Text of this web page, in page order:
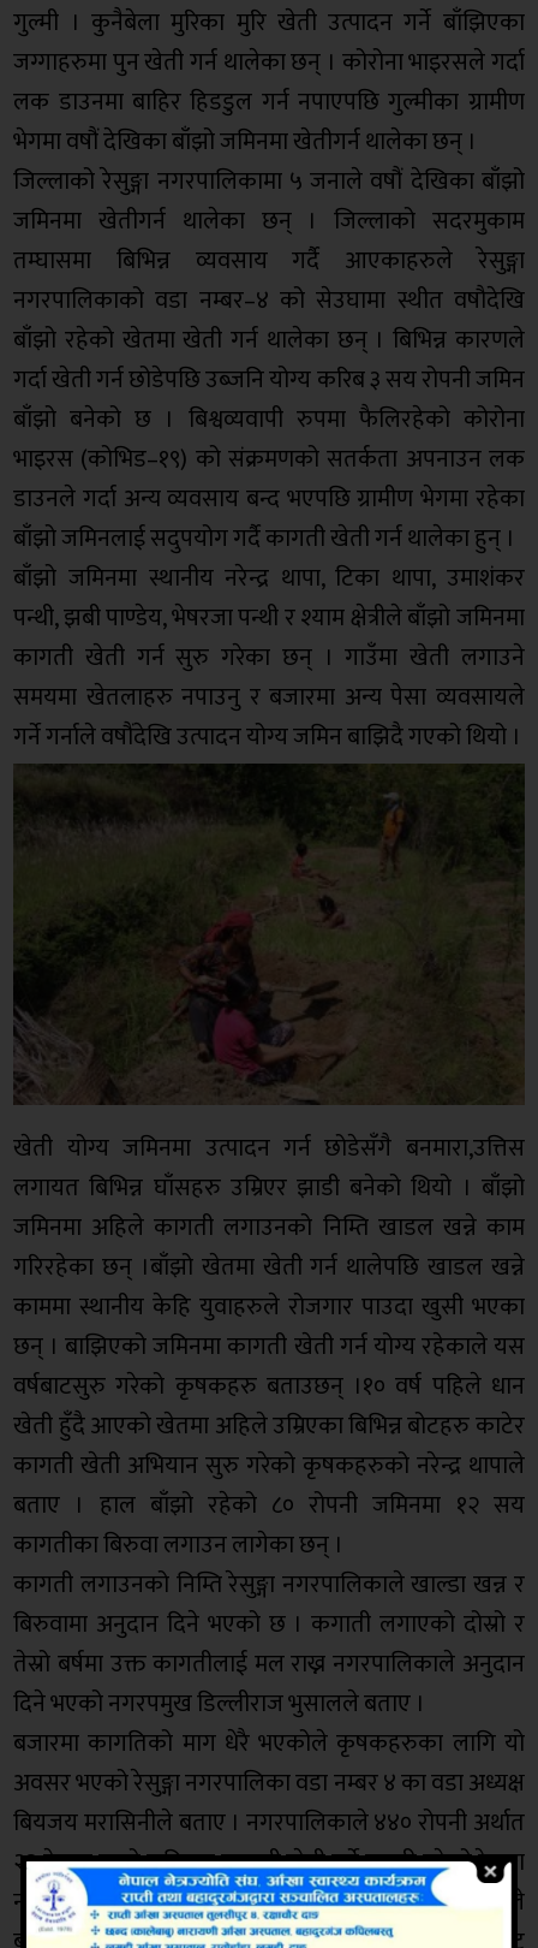
गुल्मी । कुनैबेला मुरिका मुरि खेती उत्पादन गर्ने बाँझिएका
जग्गाहरुमा पुन खेती गर्न थालेका छन् । कोरोना भाइरसले गर्दा
लक डाउनमा बाहिर हिडडुल गर्न नपाएपछि गुल्मीका ग्रामीण
भेगमा वषौं देखिका बाँझो जमिनमा खेतीगर्न थालेका छन् ।
जिल्लाको रेसुङ्गा नगरपालिकामा ५ जनाले वषौं देखिका बाँझो
जमिनमा खेतीगर्न थालेका छन् । जिल्लाको सदरमुकाम
तम्घासमा बिभिन्न व्यवसाय गर्दै आएकाहरुले रेसुङ्गा
नगरपालिकाको वडा नम्बर–४ को सेउघामा स्थीत वषौदेखि
बाँझो रहेको खेतमा खेती गर्न थालेका छन् । बिभिन्न कारणले
गर्दा खेती गर्न छोडेपछि उब्जनि योग्य करिब ३ सय रोपनी जमिन
बाँझो बनेको छ । बिश्वव्यवापी रुपमा फैलिरहेको कोरोना
भाइरस (कोभिड–१९) को संक्रमणको सतर्कता अपनाउन लक
डाउनले गर्दा अन्य व्यवसाय बन्द भएपछि ग्रामीण भेगमा रहेका
बाँझो जमिनलाई सदुपयोग गर्दै कागती खेती गर्न थालेका हुन् ।
बाँझो जमिनमा स्थानीय नरेन्द्र थापा, टिका थापा, उमाशंकर
पन्थी, झबी पाण्डेय, भेषरजा पन्थी र श्याम क्षेत्रीले बाँझो जमिनमा
कागती खेती गर्न सुरु गरेका छन् । गाउँमा खेती लगाउने
समयमा खेतलाहरु नपाउनु र बजारमा अन्य पेसा व्यवसायले
गर्ने गर्नाले वषौंदेखि उत्पादन योग्य जमिन बाझिदै गएको थियो ।
खेती योग्य जमिनमा उत्पादन गर्न छोडेसँगै बनमारा,उत्तिस
लगायत बिभिन्न घाँसहरु उम्रिएर झाडी बनेको थियो । बाँझो
जमिनमा अहिले कागती लगाउनको निम्ति खाडल खन्ने काम
गरिरहेका छन् ।बाँझो खेतमा खेती गर्न थालेपछि खाडल खन्ने
काममा स्थानीय केहि युवाहरुले रोजगार पाउदा खुसी भएका
छन् । बाझिएको जमिनमा कागती खेती गर्न योग्य रहेकाले यस
वर्षबाटसुरु गरेको कृषकहरु बताउछन् ।१० वर्ष पहिले धान
खेती हुँदै आएको खेतमा अहिले उम्रिएका बिभिन्न बोटहरु काटेर
कागती खेती अभियान सुरु गरेको कृषकहरुको नरेन्द्र थापाले
बताए । हाल बाँझो रहेको ८० रोपनी जमिनमा १२ सय
कागतीका बिरुवा लगाउन लागेका छन् ।
कागती लगाउनको निम्ति रेसुङ्गा नगरपालिकाले खाल्डा खन्न र
बिरुवामा अनुदान दिने भएको छ । कगाती लगाएको दोस्रो र
तेस्रो बर्षमा उक्त कागतीलाई मल राख्न नगरपालिकाले अनुदान
दिने भएको नगरपमुख डिल्लीराज भुसालले बताए ।
बजारमा कागतिको माग धेरै भएकोले कृषकहरुका लागि यो
अवसर भएको रेसुङ्गा नगरपालिका वडा नम्बर ४ का वडा अध्यक्ष
बियजय मरासिनीले बताए । नगरपालिकाले ४४० रोपनी अर्थात
२२ हेक्टर बाजो जमिनमा कागती खेती गर्ने तयारी गरेको रेसुङ्गा
नगरपालिकाका प्रमुख प्रशासकीय अधिकृ भत्तिराम मरासिनीले